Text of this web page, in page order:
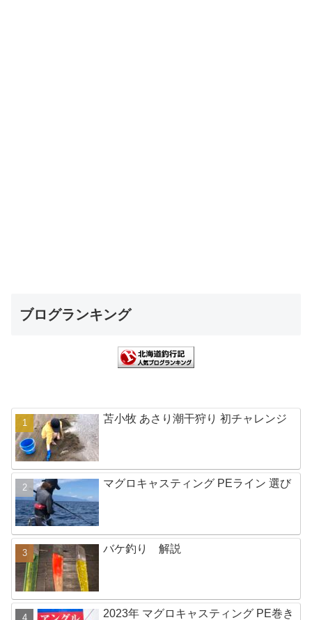
ブログランキング
苫小牧 あさり潮干狩り 初チャレンジ
マグロキャスティング PEライン 選び
バケ釣り 解説
2023年 マグロキャスティング PE巻き